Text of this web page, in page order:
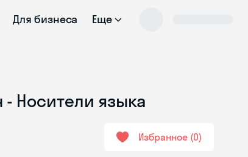
Для бизнеса Еще
Носители языка
Избранное 0